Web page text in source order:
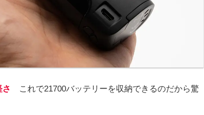
さ
これで21700バッテリーを収納できるのだから驚